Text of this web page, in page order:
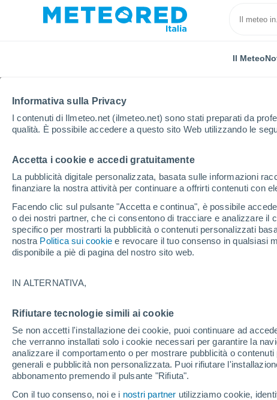
Informativa sulla Privacy
I contenuti di Ilmeteo.net (ilmeteo.net) sono stati preparati da
qualità. È possibile accedere a questo sito Web utilizzando le
Accetta i cookie e accedi gratuitamente
La pubblicità digitale personalizzata, basata sulle informazioni
finanziare la nostra attività per continuare a offrirti contenuti con
Facendo clic sul pulsante "Accetta e continua", è possibile
o dei nostri partner, che ci consentono di tracciare e analizzare il
specifico per mostrarti la pubblicità o contenuti personalizzati
nostra Politica sui cookie e revocare il tuo consenso in qualsiasi
disponibile a piè di pagina del nostro sito web.
IN ALTERNATIVA,
Rifiutare tecnologie simili ai cookie
Se non accetti l'installazione dei cookie, puoi continuare ad
che verranno installati solo i cookie necessari per garantire la
analizzare il comportamento o per mostrare pubblicità o
generali e pubblicità non personalizzata. Puoi rifiutare
abbonamento premendo il pulsante "Rifiuta".
Con il tuo consenso, noi e i nostri partner utilizziamo cookie,
Il Meteo
Home Provincia di Potenza Località
Il tempo in tutte le
Potenza
Tutte le località della Provincia di Potenza
Abriola
Acerenza
Albano Di Lucania